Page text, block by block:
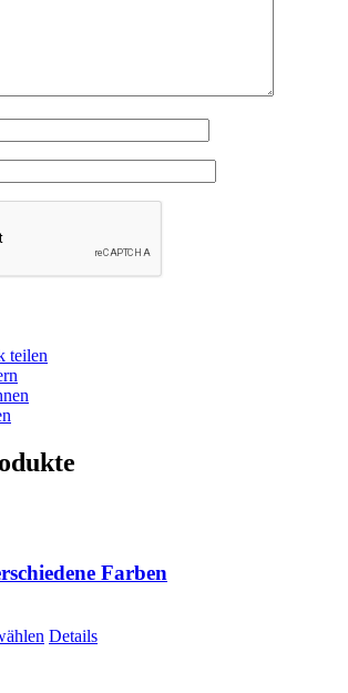
teilen
Farben
Details